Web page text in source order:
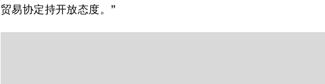
贸易协定持开放态度。”